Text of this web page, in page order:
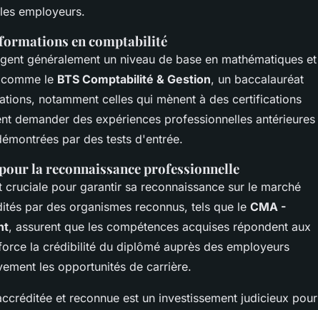
employeurs.
en comptabilité
généralement un niveau de base en mathématiques et
le BTS Comptabilité & Gestion, un baccalauréat
notamment celles qui mènent à des certifications
demander des expériences professionnelles antérieures
par des tests d'entrée.
la reconnaissance professionnelle
pour garantir sa reconnaissance sur le marché
par des organismes reconnus, tels que le CMA -
, assurent que les compétences acquises répondent aux
la crédibilité du diplômé auprès des employeurs
les opportunités de carrière.
et reconnue est un investissement judicieux pour